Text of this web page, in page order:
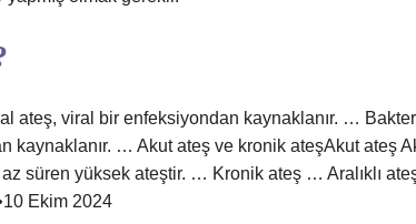
ateş, viral bir enfeksiyondan kaynaklanır. …
kaynaklanır. … Akut ateş ve kronik ateşAkut ateş
süren yüksek ateştir. … Kronik ateş … Aralıklı
Ekim 2024